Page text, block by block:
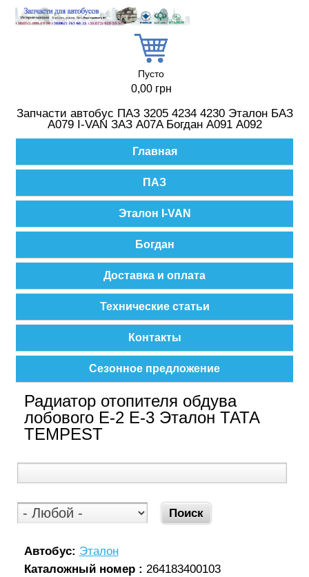
Пусто
0,00 грн
Запчасти автобус ПАЗ 3205 4234 4230 Эталон БАЗ
А079 I-VAN ЗАЗ A07A Богдан А091 А092
Главная
ПАЗ
Эталон I-VAN
Богдан
Доставка и оплата
Технические статьи
Контакты
Сезонное предложение
Радиатор отопителя обдува
лобового Е-2 Е-3 Эталон ТАТА
TEMPEST
Автобус: Эталон
Каталожный номер : 264183400103